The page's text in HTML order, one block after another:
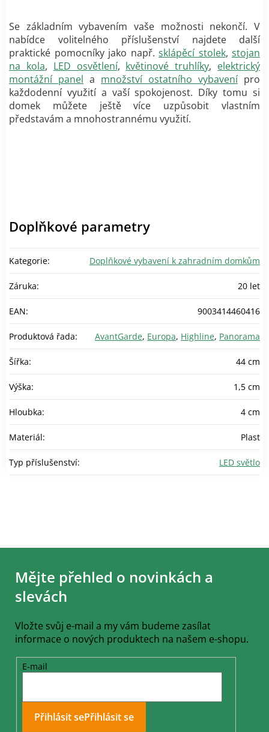
Se základním vybavením vaše možnosti nekončí. V
nabídce volitelného příslušenství najdete další
praktické pomocníky jako např. sklápěcí stolek, stojan
na kola, LED osvětlení, květinové truhlíky, elektrický
montážní panel a množství ostatního vybavenípro
každodenní využití a vaší spokojenost. Díky tomu si
domek můžete ještě více uzpůsobit vlastním
představám a mnohostrannému využití.
Doplňkové parametry
Kategorie: Doplňkové vybavení k zahradním domkům
Záruka: 20 let
EAN: 9003414460416
Produktová řada: AvantGarde, Europa, Highline, Panorama
Šířka: 44 cm
Výška: 1,5 cm
Hloubka: 4 cm
Materiál: Plast
Typ příslušenství: LED světlo
Z
Mějte přehled o novinkách a
slevách
Vložte svůj e-mail a my vám budeme zasílat
informace o nových produktech na našem e-shopu.
E-mail
Přihlásit se